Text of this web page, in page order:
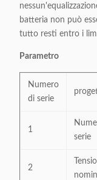
batteria non può
tutto resti entro i
Parametro
Numero
di serie
1
serie
2